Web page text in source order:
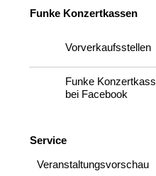
Funke Konzertkassen
Vorverkaufsstellen
Funke
bei Facebook
Service
Veranstaltungsvorschau